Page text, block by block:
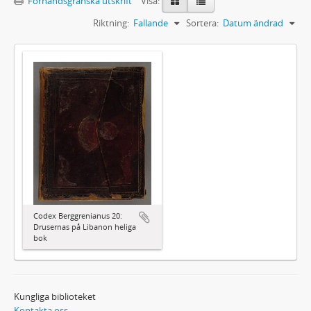
Sortera: Datum ändrad
Riktning: Fallande
Codex Berggrenianus 20:
Drusernas på Libanon heliga
bok
Kungliga biblioteket